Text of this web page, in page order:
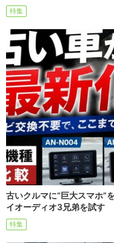
特集
古いクルマに“巨大スマホ”
イオーディオ3兄弟を試す
特集